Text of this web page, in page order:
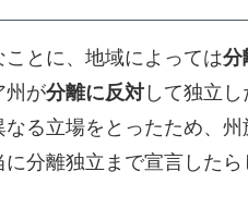
とに、地域によっては分
州が分離に反対 して独立
る立場をとったため、州
分離独立まで宣言したら